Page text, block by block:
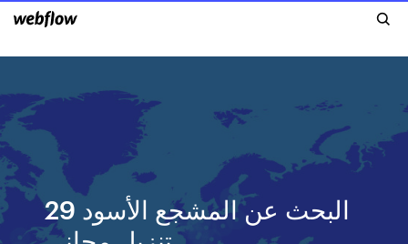
البحث عن المشجع الأسود 29